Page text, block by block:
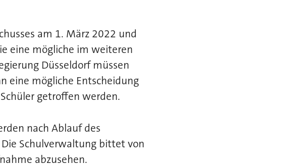
am 1. März 2022 und
eine mögliche im weiteren
Düsseldorf müssen
eine mögliche Entscheidung
getroffen werden.
nach Ablauf des
Schulverwaltung bittet von
abzusehen.